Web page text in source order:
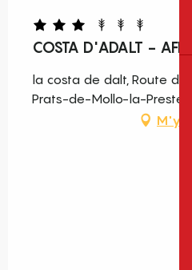
COSTA D'ADALT -
la costa de dalt, Route
Prats-de-Mollo-la-Preste
M'y